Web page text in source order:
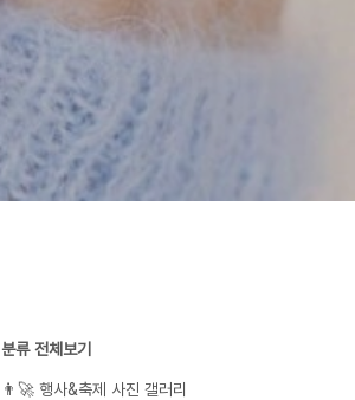
분류 전체보기
👨‍🚀 행사&축제 사진 갤러리